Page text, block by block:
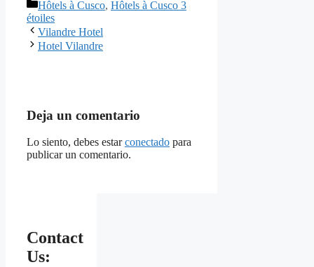
Categorías
Hôtels à Cusco, Hôtels à Cusco 3
étoiles
Vilandre Hotel
Hotel Vilandre
Deja un comentario
Lo siento, debes estarconectado para
publicar un comentario.
Contact
Us: